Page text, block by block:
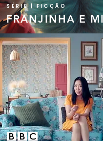
SÉRIE | FICÇÃO
FRANJINHA E